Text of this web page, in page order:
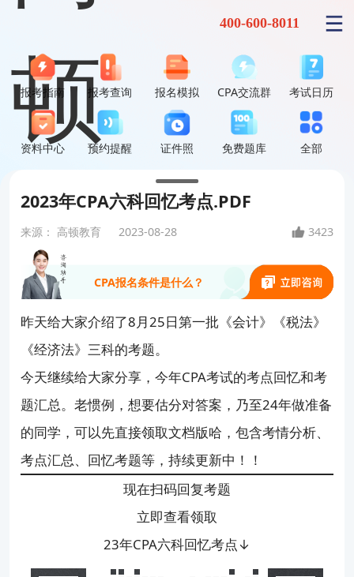
400-600-8011
报考指南 报考查询 报名模拟 CPA交流群 考试日历
资料中心 预约提醒 证件照 免费题库 全部
2023年CPA六科回忆考点.PDF
来源： 高顿教育 2023-08-28 3423
零基础到底能不能一次过？
CPA前景到底如何？
CPA报名条件是什么？
就业方向和薪资待遇怎么样？
CPA该先考哪几科？
昨天给大家介绍了8月25日第一批《会计》《税法》
《经济法》三科的考题。
今天继续给大家分享，今年CPA考试的考点回忆和考
题汇总。老惯例，想要估分对答案，乃至24年做准备
的同学，可以先直接领取文档版哈，包含考情分析、
考点汇总、回忆考题等，持续更新中！！
现在扫码回复考题
立即查看领取
23年CPA六科回忆考点↓